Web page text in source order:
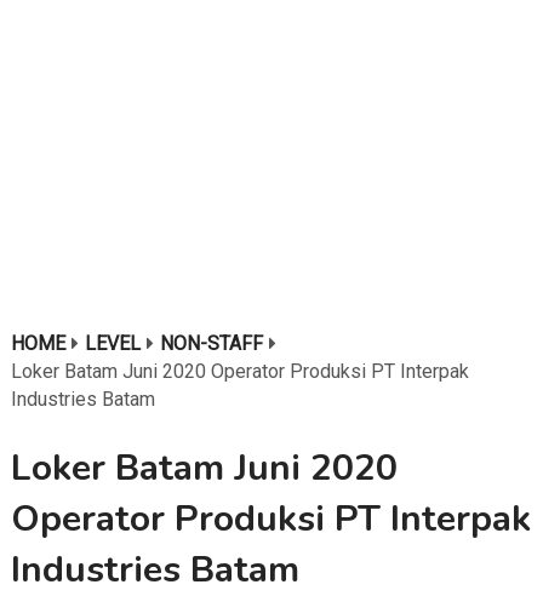
HOME LEVEL
NON-STAFF
Loker Batam Juni 2020 Operator Produksi PT Interpak
Industries Batam
Loker Batam Juni 2020
Operator Produksi PT Interpak
Industries Batam